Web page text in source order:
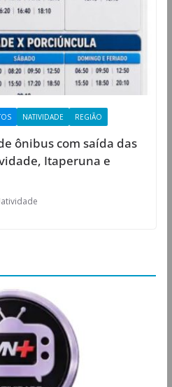
NATIVIDADE REGIÃO
ônibus com saída das
Itaperuna e